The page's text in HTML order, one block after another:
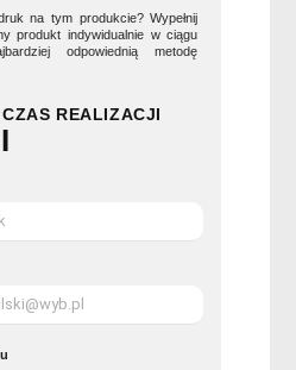
na tym produkcie? Wypełnij
produkt indywidualnie w ciągu
odpowiednią metodę
REALIZACJI